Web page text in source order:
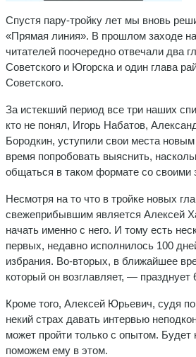
Спустя пару-тройку лет мы вновь
«Прямая линия». В прошлом заходе
читателей поочередно отвечали два
Советского и Югорска и один глава
Советского.
За истекший период все три наших
кто не понял, Игорь Набатов,
Бородкин, уступили свои места
время попробовать выяснить,
общаться в таком формате со своими
Несмотря на то что в тройке новых
свежеприбывшим является Алексей
начать именно с него. И тому есть
первых, недавно исполнилось 100
избрания. Во-вторых, в ближайшее
который он возглавляет, —
Кроме того, Алексей Юрьевич, судя
некий страх давать интервью
может пройти только с опытом.
поможем ему в этом.